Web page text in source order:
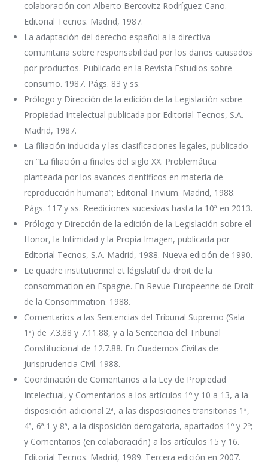
colaboración con Alberto Bercovitz Rodríguez-Cano.
Editorial Tecnos. Madrid, 1987.
La adaptación del derecho español a la directiva
comunitaria sobre responsabilidad por los daños causados
por productos. Publicado en la Revista Estudios sobre
consumo. 1987. Págs. 83 y ss.
Prólogo y Dirección de la edición de la Legislación sobre
Propiedad Intelectual publicada por Editorial Tecnos, S.A.
Madrid, 1987.
La filiación inducida y las clasificaciones legales, publicado
en “La filiación a finales del siglo XX. Problemática
planteada por los avances científicos en materia de
reproducción humana”; Editorial Trivium. Madrid, 1988.
Págs. 117 y ss. Reediciones sucesivas hasta la 10ª en 2013.
Prólogo y Dirección de la edición de la Legislación sobre el
Honor, la Intimidad y la Propia Imagen, publicada por
Editorial Tecnos, S.A. Madrid, 1988. Nueva edición de 1990.
Le quadre institutionnel et législatif du droit de la
consommation en Espagne. En Revue Europeenne de Droit
de la Consommation. 1988.
Comentarios a las Sentencias del Tribunal Supremo (Sala
1ª) de 7.3.88 y 7.11.88, y a la Sentencia del Tribunal
Constitucional de 12.7.88. En Cuadernos Civitas de
Jurisprudencia Civil. 1988.
Coordinación de Comentarios a la Ley de Propiedad
Intelectual, y Comentarios a los artículos 1º y 10 a 13, a la
disposición adicional 2ª, a las disposiciones transitorias 1ª,
4ª, 6ª.1 y 8ª, a la disposición derogatoria, apartados 1º y 2º;
y Comentarios (en colaboración) a los artículos 15 y 16.
Editorial Tecnos. Madrid, 1989. Tercera edición en 2007.